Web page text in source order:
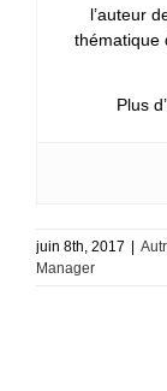
l’auteur
thématique
Plus
juin 8th, 2017 |
Manager